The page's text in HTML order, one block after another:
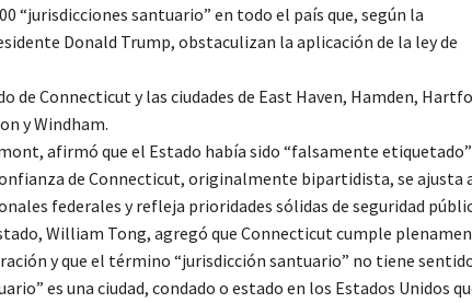
“jurisdicciones santuario” en todo el país que, según la
Donald Trump, obstaculizan la aplicación de la ley de
de Connecticut y las ciudades de East Haven, Hamden,
y Windham.
afirmó que el Estado había sido “falsamente etiquetado”
de Connecticut, originalmente bipartidista, se ajusta
federales y refleja prioridades sólidas de seguridad
William Tong, agregó que Connecticut cumple
y que el término “jurisdicción santuario” no tiene
es una ciudad, condado o estado en los Estados Unidos